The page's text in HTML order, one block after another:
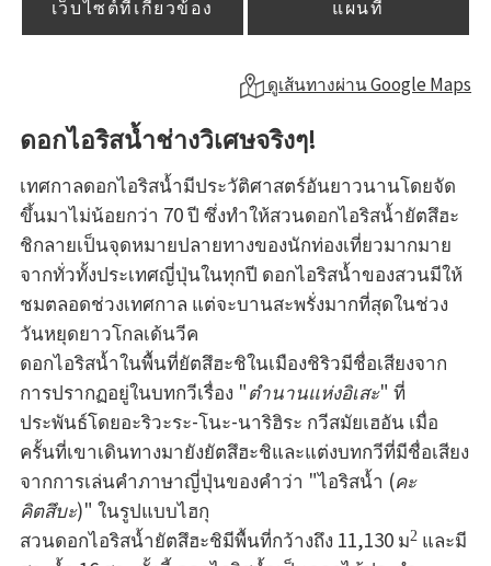
เว็บไซต์ที่เกี่ยวข้อง แผนที่
ดูเส้นทางผ่าน Google Maps
ดอกไอริสน้ำช่างวิเศษจริงๆ!
เทศกาลดอกไอริสน้ำมีประวัติศาสตร์อันยาวนานโดยจัด
ขึ้นมาไม่น้อยกว่า 70 ปี ซึ่งทำให้สวนดอกไอริสน้ำยัตสึฮะ
ชิกลายเป็นจุดหมายปลายทางของนักท่องเที่ยวมากมาย
จากทั่วทั้งประเทศญี่ปุ่นในทุกปี ดอกไอริสน้ำของสวนมีให้
ชมตลอดช่วงเทศกาล แต่จะบานสะพรั่งมากที่สุดในช่วง
วันหยุดยาวโกลเด้นวีค
ดอกไอริสน้ำในพื้นที่ยัตสึฮะชิในเมืองชิริวมีชื่อเสียงจาก
การปรากฏอยู่ในบทกวีเรื่อง "ตำนานแห่งอิเสะ" ที่
ประพันธ์โดยอะริวะระ-โนะ-นาริฮิระ กวีสมัยเฮอัน เมื่อ
ครั้นที่เขาเดินทางมายังยัตสึฮะชิและแต่งบทกวีที่มีชื่อเสียง
จากการเล่นคำภาษาญี่ปุ่นของคำว่า "ไอริสน้ำ (คะ
คิตสึบะ)" ในรูปแบบไฮกุ
สวนดอกไอริสน้ำยัตสึฮะชิมีพื้นที่กว้างถึง 11,130 ม2และมี